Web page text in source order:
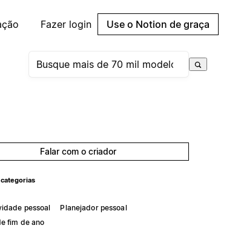
Fazer login Use o Notion de graça
Falar com o criador
pessoal
Planejador pessoal
fim de ano